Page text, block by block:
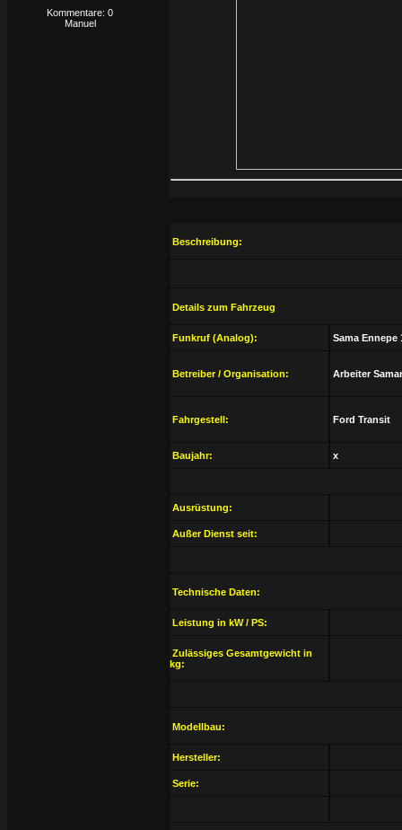
Kommentare: 0
Manuel
Beschreibung:
Details zum Fahrzeug
Funkruf (Analog): Sama Ennepe
Betreiber / Organisation: Arbeiter
Fahrgestell: Ford Transit
Baujahr: x
Ausrüstung:
Außer Dienst seit:
Technische Daten:
Leistung in kW / PS:
Zulässiges Gesamtgewicht in
kg:
Modellbau:
Hersteller:
Serie: